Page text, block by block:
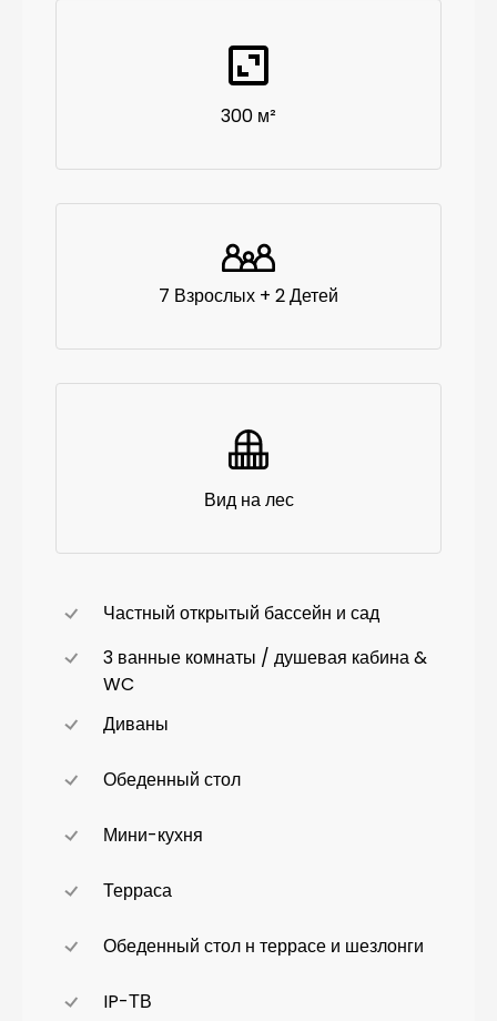
300 м²
7 Взрослых + 2 Детей
Вид на лес
Частный открытый бассейн и сад
3 ванные комнаты / душевая кабина &
WC
Диваны
Обеденный стол
Мини-кухня
Терраса
Обеденный стол н террасе и шезлонги
IP-ТВ